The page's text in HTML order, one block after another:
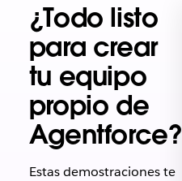
¿Todo listo
para crear
tu equipo
propio de
Agentforce?
Estas demostraciones te